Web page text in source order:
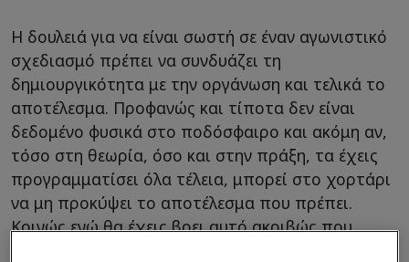
Η δουλειά για να είναι σωστή σε έναν αγωνιστικό
σχεδιασμό πρέπει να συνδυάζει τη
δημιουργικότητα με την οργάνωση και τελικά το
αποτέλεσμα. Προφανώς και τίποτα δεν είναι
δεδομένο φυσικά στο ποδόσφαιρο και ακόμη αν,
τόσο στη θεωρία, όσο και στην πράξη, τα έχεις
προγραμματίσει όλα τέλεια, μπορεί στο χορτάρι
να μη προκύψει το αποτέλεσμα που πρέπει.
Κοινώς ενώ θα έχεις βρει αυτό ακριβώς που